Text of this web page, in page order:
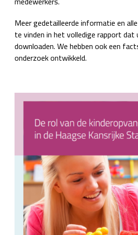
Meer gedetailleerde informatie en
te vinden in het volledige rapport
downloaden. We hebben ook een
onderzoek ontwikkeld.